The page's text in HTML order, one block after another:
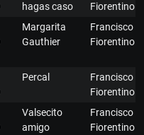
hagas caso
Fiorentino
Margarita
Gauthier
Francisco
Fiorentino
Percal
Francisco
Fiorentino
Valsecito
amigo
Francisco
Fiorentino